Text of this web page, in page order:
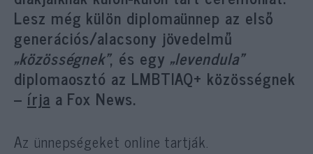
Lesz még külön diplomaünnep az első
generációs/alacsony jövedelmű
„közösségnek”, és egy „levendula”
diplomaosztó az LMBTIAQ+ közösségnek
– írja a Fox News.
Az ünnepségeket online tartják.